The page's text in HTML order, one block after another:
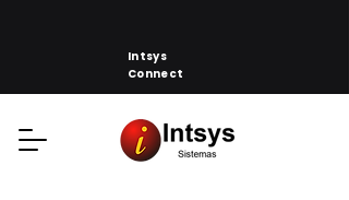
Intsys
Connect